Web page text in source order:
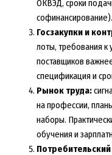
ОКВЭД, сроки
Госзакупки и
лоты, требования к
поставщиков
спецификация и
Рынок труда:
на профессии,
наборы.
обучения и